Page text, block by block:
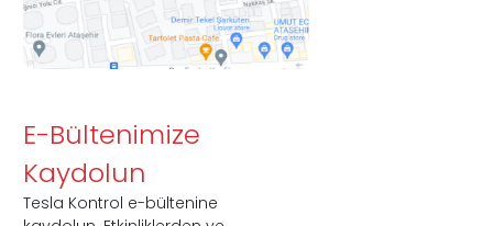
E-Bültenimize
Kaydolun
Tesla Kontrol e-bültenine